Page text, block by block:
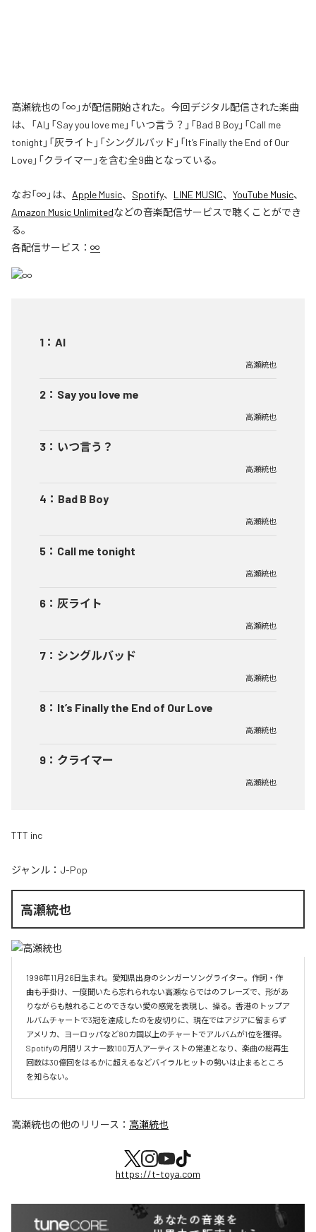
高瀬統也の「∞」が配信開始された。今回デジタル配信された楽曲
は、「AI」「Say you love me」「いつ言う？」「Bad B Boy」「Call me
tonight」「灰ライト」「シングルバッド」「It’s Finally the End of Our
Love」「クライマー」を含む全9曲となっている。
なお「∞ 」は、 Apple Music、 Spotify、 LINE MUSIC、 YouTube Music、
Amazon Music Unlimitedなどの音楽配信サービスで聴くことができ
る。
各配信サービス： ∞
1 ： AI
高瀬統也
2 ： Say you love me
高瀬統也
3 ： いつ言う？
高瀬統也
4 ： Bad B Boy
高瀬統也
5 ： Call me tonight
高瀬統也
6 ： 灰ライト
高瀬統也
7 ： シングルバッド
高瀬統也
8 ： It’s Finally the End of Our Love
高瀬統也
9 ： クライマー
高瀬統也
TTT inc
ジャンル： J-Pop
高瀬統也
1996年11月26日生まれ。愛知県出身のシンガーソングライター。作詞・作
曲も手掛け、一度聞いたら忘れられない高瀬ならではのフレーズで、形があ
りながらも触れることのできない愛の感覚を表現し、操る。香港のトップア
ルバムチャートで3冠を達成したのを皮切りに、現在ではアジアに留まらず
アメリカ、ヨーロッパなど80カ国以上のチャートでアルバムが1位を獲得。
Spotifyの月間リスナー数100万人アーティストの常連となり、楽曲の総再生
回数は30億回をはるかに超えるなどバイラルヒットの勢いは止まるところ
を知らない。
高瀬統也の他のリリース： 高瀬統也
https://t-toya.com